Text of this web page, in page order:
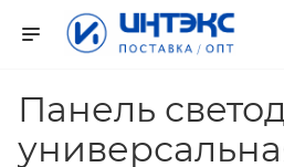
Панель